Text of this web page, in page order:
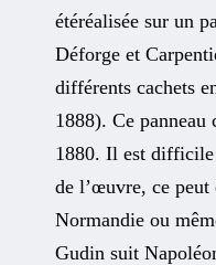
étéréalisée sur un
Déforge et
différents cachets
1888). Ce panneau
1880. Il est difficile
de l’œuvre, ce peut
Normandie ou
Gudin suit